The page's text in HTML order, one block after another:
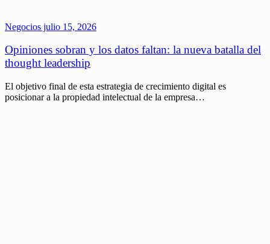
Negocios julio 15, 2026
Opiniones sobran y los datos faltan: la nueva batalla del
thought leadership
El objetivo final de esta estrategia de crecimiento digital es
posicionar a la propiedad intelectual de la empresa…